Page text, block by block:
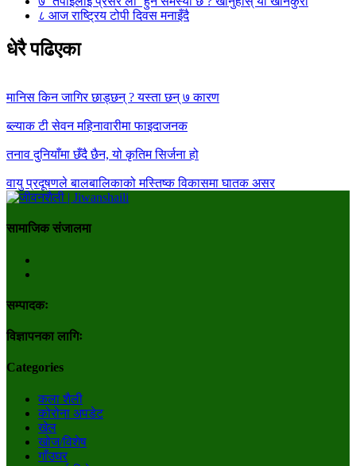
८ आज राष्ट्रिय टोपी दिवस मनाइँदै
धेरै पढिएका
मानिस किन जागिर छाड्छन् ? यस्ता छन् ७ कारण
ब्ल्याक टी सेवन महिनावारीमा फाइदाजनक
तनाव दुनियाँमा छँदै छैन, यो कृतिम सिर्जना हो
वायु प्रदूषणले बालबालिकाको मस्तिष्क विकासमा घातक असर
सामाजिक संजालमा
सम्पादकः
विज्ञापनका लागिः
Categories
कला शैली
कोरोना अपडेट
खेल
खोज/विशेष
गाँउघर